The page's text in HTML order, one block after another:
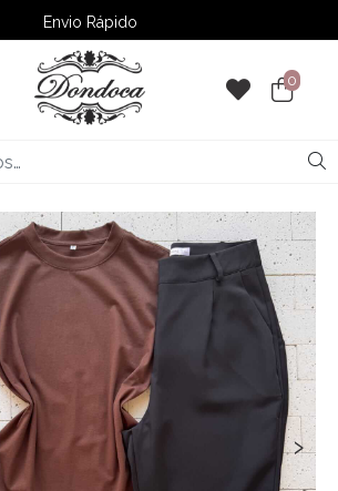
Envio Rápido
➚ Ofertas– Até 60% OFF
0
›